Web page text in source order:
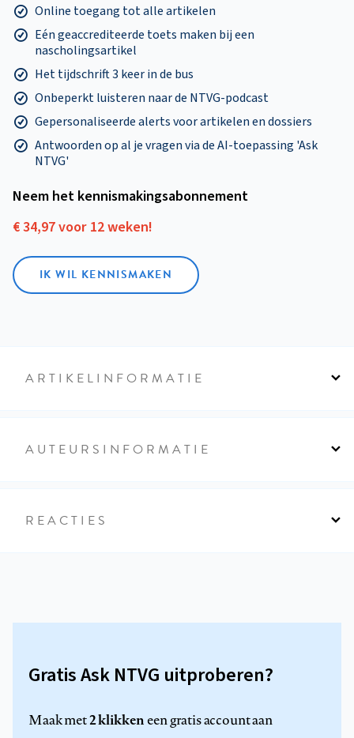
Online toegang tot alle artikelen
Eén geaccrediteerde toets maken bij een
nascholingsartikel
Het tijdschrift 3 keer in de bus
Onbeperkt luisteren naar de NTVG-podcast
Gepersonaliseerde alerts voor artikelen en dossiers
Antwoorden op al je vragen via de AI-toepassing 'Ask
NTVG'
Neem het kennismakings­abonnement
€ 34,97 voor 12 weken!
IK WIL KENNISMAKEN
ARTIKELINFORMATIE
AUTEURSINFORMATIE
REACTIES
Gratis Ask NTVG uitproberen?
Maak met2 klikkeneen gratis account aan